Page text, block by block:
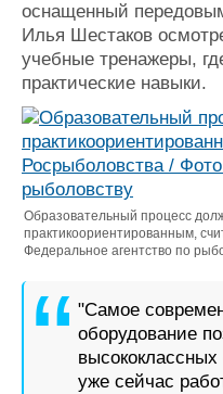
оснащенный
Илья Шестаков
учебные тренажеры,
практические навыки.
Образовательный процесс
практикоориентированным,
Федеральное агентство по
"Самое
оборудование
уже сейчас